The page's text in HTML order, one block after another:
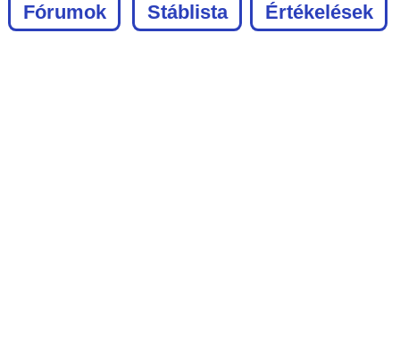
Fórumok Stáblista Értékelések